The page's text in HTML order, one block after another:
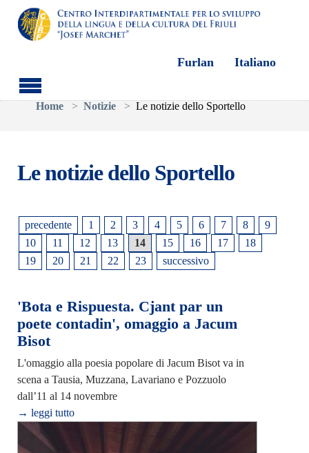
Skip to main content
Furlan Italiano
You are here:
Home
Notizie Le notizie dello Sportello
Le notizie dello Sportello
precedente 1 2 3 4 5 6 7 8
9
10
11 12 13 14 15 16 17
18
19
20 21 22 23 successivo
'Bota e Rispuesta. Cjant par un
poete contadin', omaggio a Jacum
Bisot
L'omaggio alla poesia popolare di Jacum Bisot va in
scena a Tausia, Muzzana, Lavariano e Pozzuolo
dall’11 al 14 novembre
→ leggi tutto